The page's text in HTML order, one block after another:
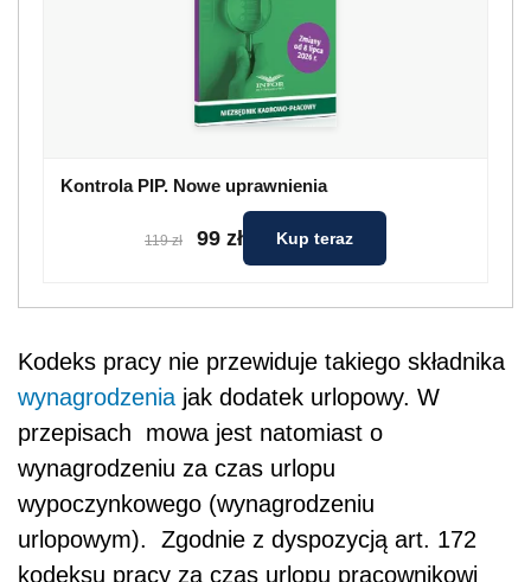
Kontrola PIP. Nowe uprawnienia
119 zł 99 zł Kup teraz
Kodeks pracy nie przewiduje takiego składnika
wynagrodzeniajak dodatek urlopowy. W
przepisach mowa jest natomiast o
wynagrodzeniu za czas urlopu
wypoczynkowego (wynagrodzeniu
urlopowym). Zgodnie z dyspozycją art. 172
kodeksu pracy za czas urlopu pracownikowi